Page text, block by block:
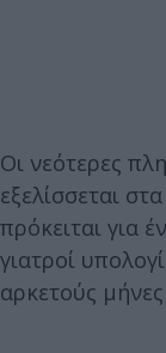
Οι νεότερες
εξελίσσεται
πρόκειται για
γιατροί
αρκετούς